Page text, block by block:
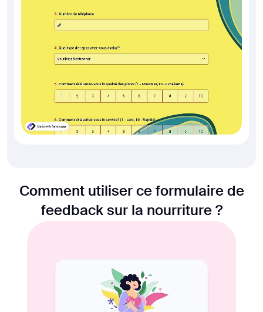
Comment utiliser ce formulaire de
feedback sur la nourriture ?